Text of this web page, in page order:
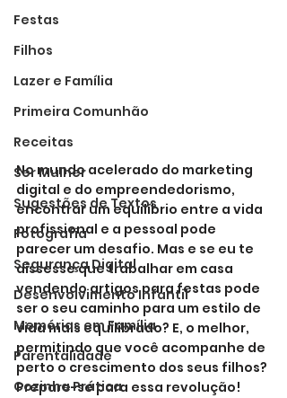
Festas
Filhos
Lazer e Família
Primeira Comunhão
Receitas
Ser Mulher
Sugestões de Textos
Fotografia
Segurança Digital
Desenvolvimento Infantil
Memórias em Família
Parentalidade
Cozinha Prática
No mundo acelerado do marketing
digital e do empreendedorismo,
encontrar um equilíbrio entre a vida
profissional e a pessoal pode
parecer um desafio. Mas e se eu te
dissesse que trabalhar em casa
vendendo artigos para festas pode
ser o seu caminho para um estilo de
vida mais equilibrado? E, o melhor,
permitindo que você acompanhe de
perto o crescimento dos seus filhos?
Prepare-se para essa revolução!